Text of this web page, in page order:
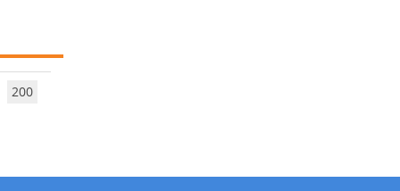
200